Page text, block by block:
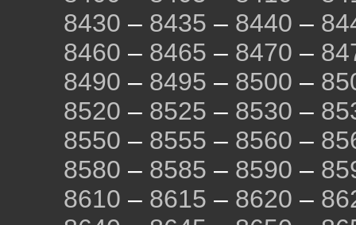
8430 – 8435 – 8440 –
8460 – 8465 – 8470 –
8490 – 8495 – 8500 –
8520 – 8525 – 8530 –
8550 – 8555 – 8560 –
8580 – 8585 – 8590 –
8610 – 8615 – 8620 –